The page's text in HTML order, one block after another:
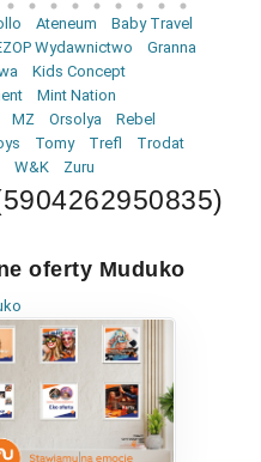
Ateneum
Baby Travel
Wydawnictwo
Granna
Kids Concept
Mint Nation
MZ Orsolya
Rebel
Tomy Trefl
Trodat
W&K Zuru
oferty Muduko